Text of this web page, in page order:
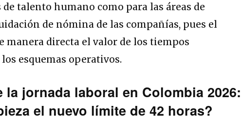
de talento humano como para las áreas de
de nómina de las compañías, pues el
manera directa el valor de los tiempos
esquemas operativos.
la jornada laboral en Colombia 2026:
el nuevo límite de 42 horas?